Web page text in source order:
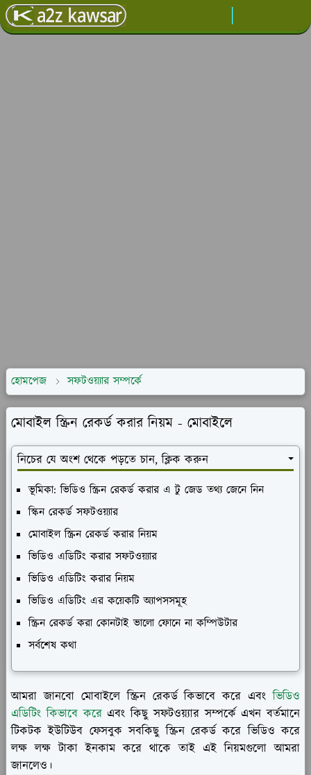
হোমপেজ সফটওয়্যার সম্পর্কে
মোবাইল স্ক্রিন রেকর্ড করার নিয়ম - মোবাইলে
নিচের যে অংশ থেকে পড়তে চান, ক্লিক করুন
ভূমিকা: ভিডিও স্ক্রিন রেকর্ড করার এ টু জেড তথ্য জেনে নিন
স্কিন রেকর্ড সফটওয়্যার
মোবাইল স্ক্রিন রেকর্ড করার নিয়ম
ভিডিও এডিটিং করার সফটওয়্যার
ভিডিও এডিটিং করার নিয়ম
ভিডিও এডিটিং এর কয়েকটি অ্যাপসসমূহ
স্ক্রিন রেকর্ড করা কোনটাই ভালো ফোনে না কম্পিউটার
সর্বশেষ কথা
আমরা জানবো মোবাইলে স্ক্রিন রেকর্ড কিভাবে করে এবংভিডিও
এডিটিং কিভাবে করেএবং কিছু সফটওয়্যার সম্পর্কে এখন বর্তমানে
টিকটক ইউটিউব ফেসবুক সবকিছু স্ক্রিন রেকর্ড করে ভিডিও করে
লক্ষ লক্ষ টাকা ইনকাম করে থাকে তাই এই নিয়মগুলো আমরা
জানলেও।